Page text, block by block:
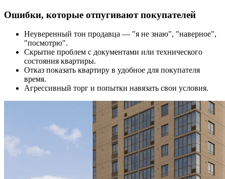
Ошибки, которые отпугивают покупателей
Неуверенный тон продавца — "я не знаю", "наверное",
"посмотрю".
Скрытие проблем с документами или технического
состояния квартиры.
Отказ показать квартиру в удобное для покупателя
время.
Агрессивный торг и попытки навязать свои условия.